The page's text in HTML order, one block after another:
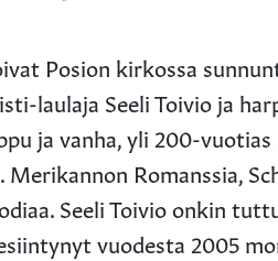
Posion kirkossa
laulaja Seeli Toivio ja
ja vanha, yli 200-
Romanssia,
Seeli Toivio onkin
vuodesta 2005